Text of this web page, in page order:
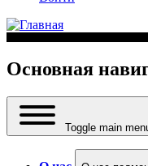
Основная
Toggle main